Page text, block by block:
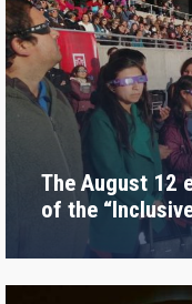
The August 12
of the